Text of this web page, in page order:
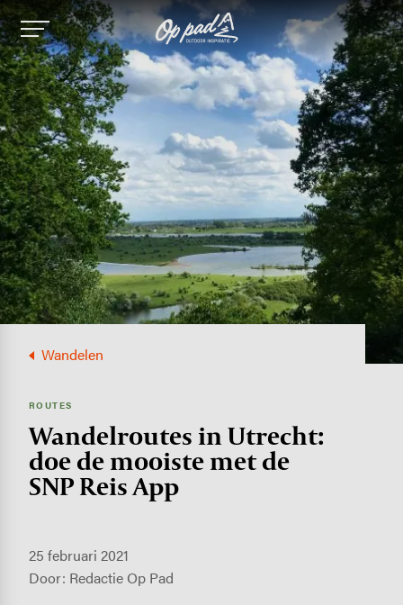
Image
Wandelen
ROUTES
Wandel­routes in Utrecht:
doe de mooiste met de
SNP Reis App
25 februari 2021
Door: Redactie Op Pad